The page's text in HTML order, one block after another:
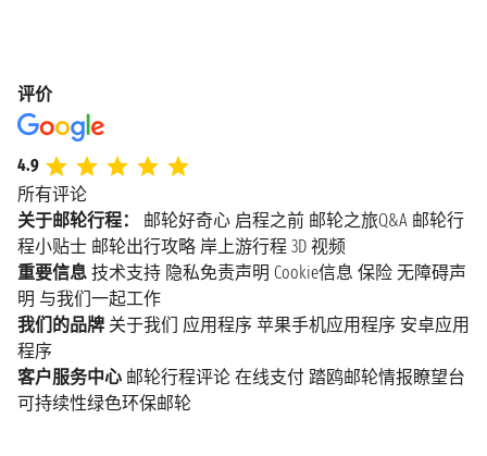
评价
4.9
所有评论
关于邮轮行程：
邮轮好奇心 启程之前 邮轮之旅Q&A 邮轮行
程小贴士 邮轮出行攻略 岸上游行程 3D 视频
重要信息 技术支持 隐私免责声明 Cookie信息 保险 无障碍声
明 与我们一起工作
我们的品牌 关于我们 应用程序 苹果手机应用程序 安卓应用
程序
客户服务中心 邮轮行程评论 在线支付 踏鸥邮轮情报瞭望台
可持续性绿色环保邮轮